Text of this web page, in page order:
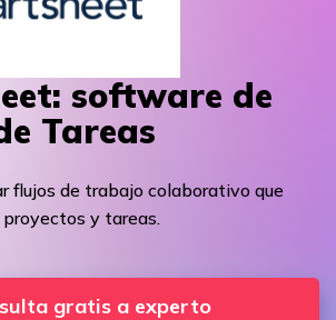
software de
Tareas
flujos de trabajo colaborativo que
y tareas.
gratis a experto